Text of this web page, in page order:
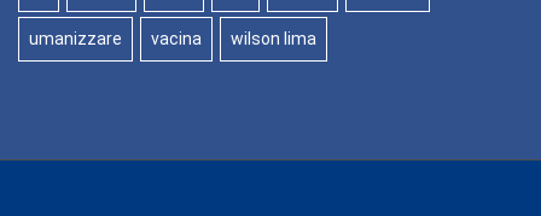
umanizzare vacina wilson lima